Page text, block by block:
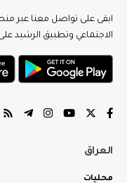
ابقى على تواصل معنا عبر
الاجتماعي وتطبيق الرشيد
العراق
محليات